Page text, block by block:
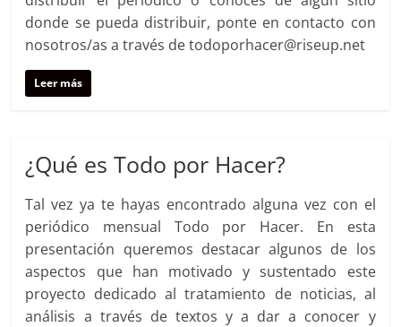
donde se pueda distribuir, ponte en contacto con
nosotros/as a través de todoporhacer@riseup.net
Leer más
¿Qué es Todo por Hacer?
Tal vez ya te hayas encontrado alguna vez con el
periódico mensual Todo por Hacer. En esta
presentación queremos destacar algunos de los
aspectos que han motivado y sustentado este
proyecto dedicado al tratamiento de noticias, al
análisis a través de textos y a dar a conocer y